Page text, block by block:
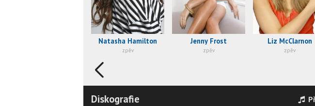
Natasha Hamilton
zpěv
Jenny Frost
zpěv
Liz McClarnon
zpěv
Diskografie